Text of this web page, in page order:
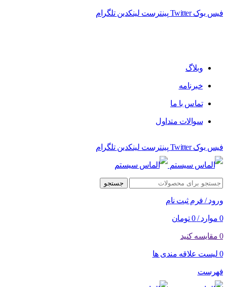
فیس بوک Twitter پینترست لینکدین تلگرام
وبلاگ
خبرنامه
تماس با ما
سوالات متداول
فیس بوک Twitter پینترست لینکدین تلگرام
جستجو
ورود / فرم ثبت نام
0 موارد /
0 تومان
0 مقایسه کنید
0 لیست علاقه مندی ها
فهرست